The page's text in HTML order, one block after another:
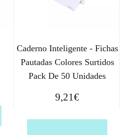
Caderno Inteligente - Fichas
Pautadas Colores Surtidos
Pack De 50 Unidades
9,21€